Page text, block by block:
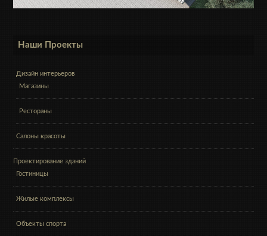
Наши Проекты
Дизайн интерьеров
Магазины
Рестораны
Салоны красоты
Проектирование зданий
Гостиницы
Жилые комплексы
Объекты спорта